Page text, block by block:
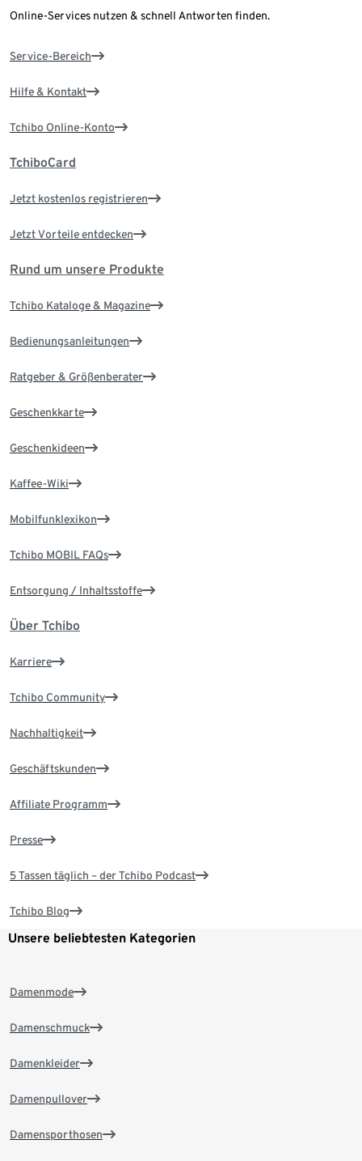
Online-Services nutzen & schnell Antworten finden.
Service-Bereich
Hilfe & Kontakt
Tchibo Online-Konto
TchiboCard
Jetzt kostenlos registrieren
Jetzt Vorteile entdecken
Rund um unsere Produkte
Tchibo Kataloge & Magazine
Bedienungsanleitungen
Ratgeber & Größenberater
Geschenkkarte
Geschenkideen
Kaffee-Wiki
Mobilfunklexikon
Tchibo MOBIL FAQs
Entsorgung / Inhaltsstoffe
Über Tchibo
Karriere
Tchibo Community
Nachhaltigkeit
Geschäftskunden
Affiliate Programm
Presse
5 Tassen täglich – der Tchibo Podcast
Tchibo Blog
Unsere beliebtesten Kategorien
Damenmode
Damenschmuck
Damenkleider
Damenpullover
Damensporthosen